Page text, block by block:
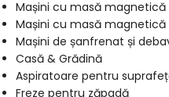
Mașini cu masă magnetică
Mașini cu masă magnetică
Mașini de șanfrenat și
Casă & Grădină
Aspiratoare pentru
Freze pentru zăpadă